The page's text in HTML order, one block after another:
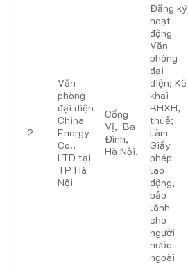
2
Văn
phòng
đại diện
China
Energy
Co.,
LTD tại
TP Hà
Nội
Cống
Vị, Ba
Đình,
Hà Nội.
Đăng ký
hoạt
động
Văn
phòng
đại
diện; Kê
khai
BHXH,
thuế;
Làm
Giấy
phép
lao
động,
bảo
lãnh
cho
người
nước
ngoài